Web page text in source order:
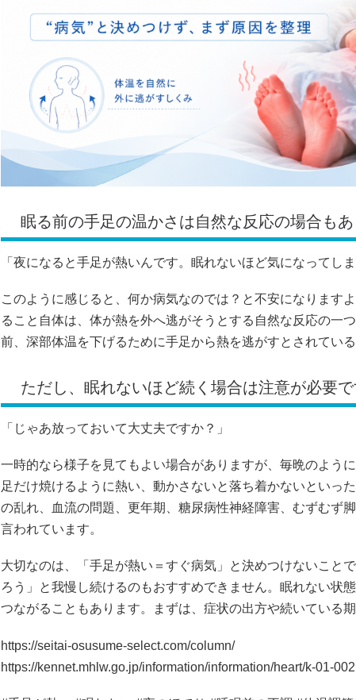
眠る前の手足の温かさは自然な反応の場合も
「夜になると手足が熱いんです。眠れないほど気になってし
このように感じると、何か病気なのでは？と不安になります
ること自体は、体が熱を外へ逃がそうとする自然な反応の一
前、深部体温を下げるために手足から熱を逃がすとされてい
ただし、眠れないほど続く場合は注意が必要
「じゃあ放っておいて大丈夫ですか？」
一時的なら様子を見てもよい場合がありますが、毎晩のよう
足だけ焼けるように熱い、動かさないと落ち着かないといっ
の乱れ、血流の問題、更年期、糖尿病性神経障害、むずむず
言われています。
大切なのは、「手足が熱い＝すぐ病気」と決めつけないこと
ろう」と我慢し続けるのもおすすめできません。眠れない状
つながることもあります。まずは、症状の出方や続いている
https://seitai-osusume-select.com/column/
https://kennet.mhlw.go.jp/information/information/heart/k-01-